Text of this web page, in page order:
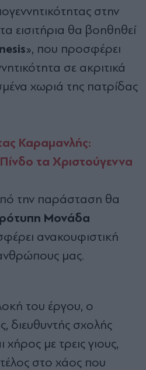
στην
εισιτήρια θα βοηθηθεί
», που προσφέρει
σε ακριτικά
χωριά της πατρίδας
Καραμανλής:
τα Χριστούγεννα
την παράσταση θα
Μονάδα
ανακουφιστική
μας.
του έργου, ο
διευθυντής σχολής
με τρεις γιους,
τέλος στο χάος που